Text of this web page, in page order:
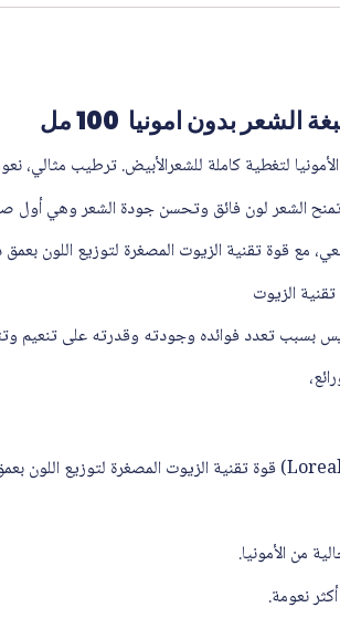
بدون امونيا 100 مل
لتغطية كاملة للشعرالأبيض. ترطيب مثالي،
تمنح الشعر لون فائق وتحسن جودة الشعر وهي أول
قوة تقنية الزيوت المصغرة لتوزيع اللون بعمق
الزيوت
بسبب تعدد فوائده وجودته وقدرته على تنعيم
نعومة.